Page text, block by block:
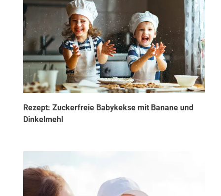
Rezept: Zuckerfreie Babykekse mit Banane und
Dinkelmehl